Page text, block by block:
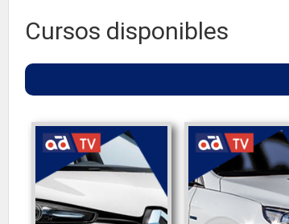
Cursos disponibles